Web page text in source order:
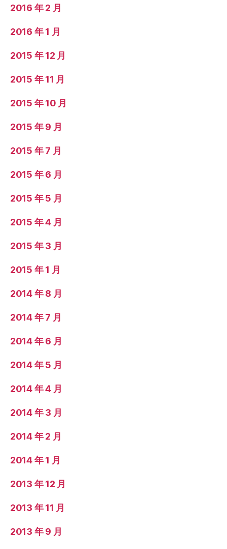
2016 年 2 月
2016 年 1 月
2015 年 12 月
2015 年 11 月
2015 年 10 月
2015 年 9 月
2015 年 7 月
2015 年 6 月
2015 年 5 月
2015 年 4 月
2015 年 3 月
2015 年 1 月
2014 年 8 月
2014 年 7 月
2014 年 6 月
2014 年 5 月
2014 年 4 月
2014 年 3 月
2014 年 2 月
2014 年 1 月
2013 年 12 月
2013 年 11 月
2013 年 9 月